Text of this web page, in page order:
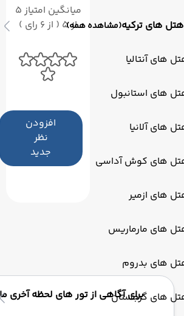
هتل های ترکیه(مشاهده همه)
های آنتالیا
های استانبول
های آلانیا
های کوش آداسی
های ازمیر
های مارماریس
های بدروم
های گرجستان
میانگین امتیاز 5
از 5 ( از 6 رای )
افزودن
نظر
جدید
برای آگاهی از تور های لحظه آخری